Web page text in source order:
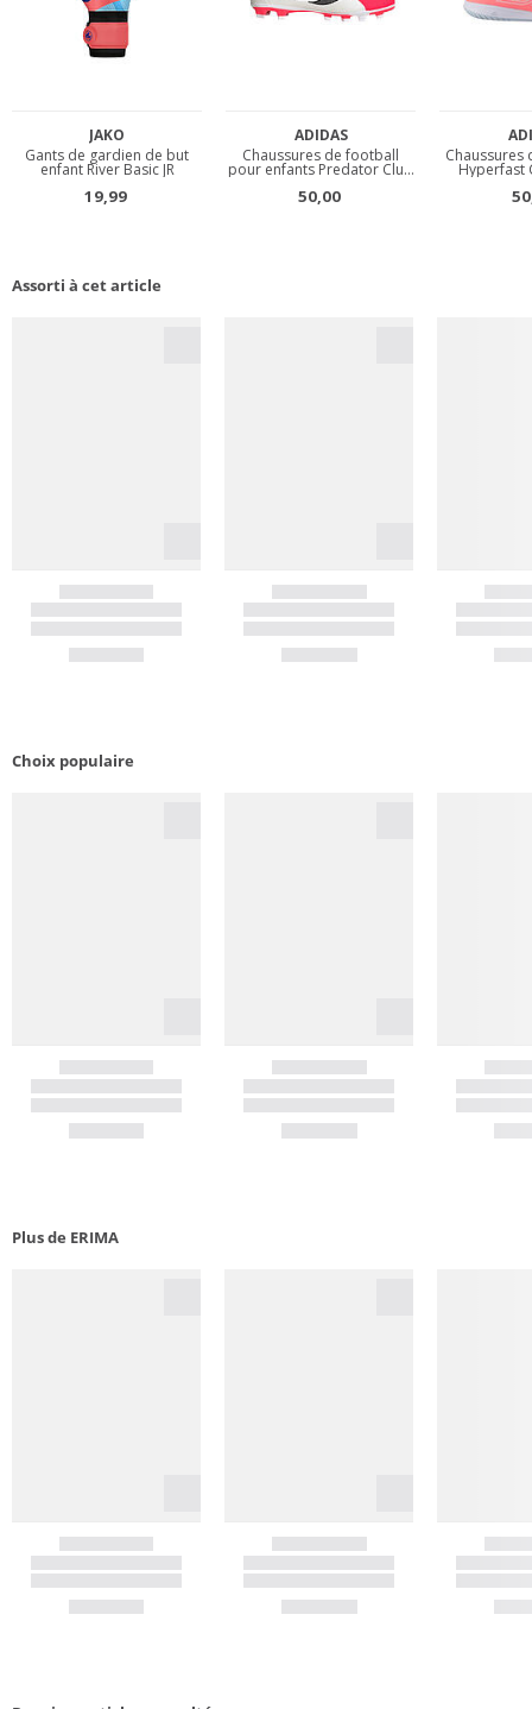
Assorti à cet article
Choix populaire
Plus de ERIMA